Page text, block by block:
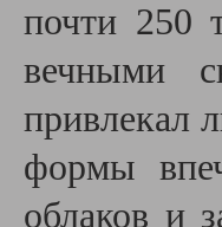
почти 250
вечными
привлекал
формы
облаков и